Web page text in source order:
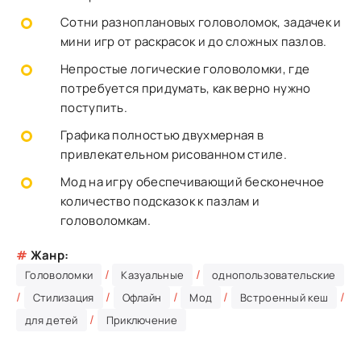
Сотни разноплановых головоломок, задачек и
мини игр от раскрасок и до сложных пазлов.
Непростые логические головоломки, где
потребуется придумать, как верно нужно
поступить.
Графика полностью двухмерная в
привлекательном рисованном стиле.
Мод на игру обеспечивающий бесконечное
количество подсказок к пазлам и
головоломкам.
# Жанр:
Головоломки / Казуальные / однопользовательские
/ Стилизация / Офлайн / Мод / Встроенный кеш /
для детей / Приключение